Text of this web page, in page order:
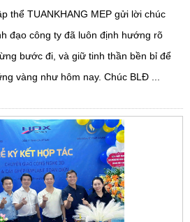
thể TUANKHANG MEP gửi lời chúc
đạo công ty đã luôn định hướng rõ
bước đi, và giữ tinh thần bền bỉ để
vàng như hôm nay. Chúc BLĐ ...